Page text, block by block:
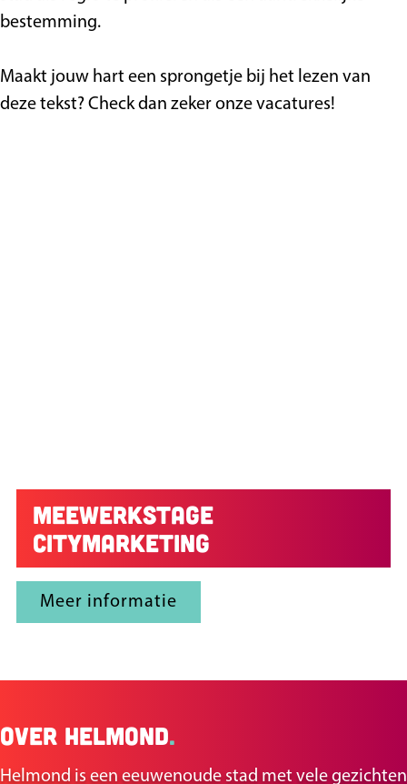
bestemming.
Maakt jouw hart een sprongetje bij het lezen van
deze tekst? Check dan zeker onze vacatures!
Meewerkstage
citymarketing
Meer informatie
Over Helmond.
Helmond is een eeuwenoude stad met vele gezichten